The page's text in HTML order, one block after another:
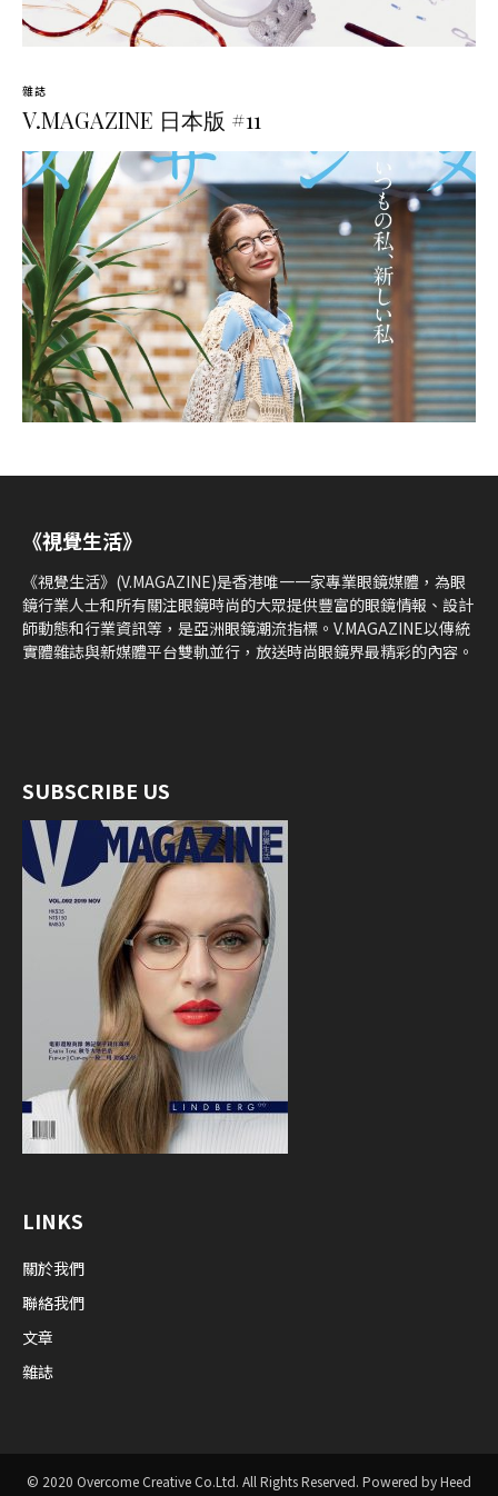
雜誌
V.MAGAZINE 日本版 #11
《視覺生活》
《視覺生活》(V.MAGAZINE)是香港唯一一家專業眼鏡媒體，為眼
鏡行業人士和所有關注眼鏡時尚的大眾提供豐富的眼鏡情報、設計
師動態和行業資訊等，是亞洲眼鏡潮流指標。V.MAGAZINE以傳統
實體雜誌與新媒體平台雙軌並行，放送時尚眼鏡界最精彩的內容。
SUBSCRIBE US
LINKS
關於我們
聯絡我們
文章
雜誌
© 2020 Overcome Creative Co.Ltd. All Rights Reserved. Powered by Heed